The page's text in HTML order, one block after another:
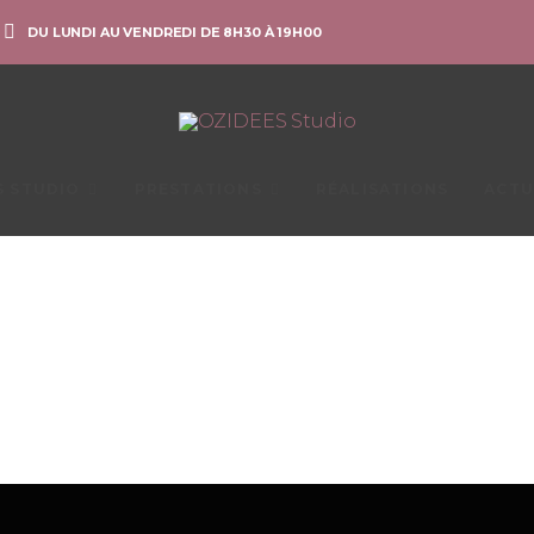
DU LUNDI AU VENDREDI DE 8H30 À 19H00